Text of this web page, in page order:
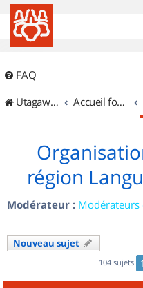
FAQ
UtagawaVTT (Randos VTT et VTTAE avec traces GPS)
Accueil forum
région
Modérateur : Modérateurs
Nouveau sujet
104 sujets 1